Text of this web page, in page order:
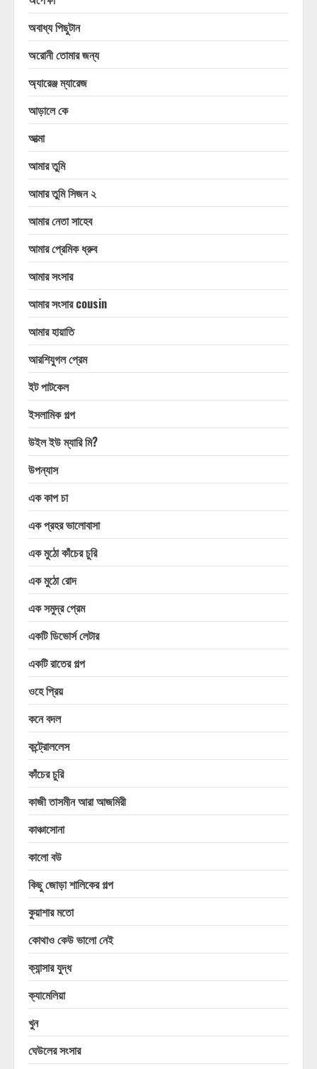
অবাধ্য পিছুটান
অরোনী তোমার জন্য
অ্যারেঞ্জ ম্যারেজ
আড়ালে কে
আত্মা
আমার তুমি
আমার তুমি সিজন ২
আমার নেতা সাহেব
আমার প্রেমিক ধ্রুব
আমার সংসার
আমার সংসার cousin
আমার হায়াতি
আরশিযুগল প্রেম
ইট পাটকেল
ইসলামিক গল্প
উইল ইউ ম্যারি মি?
উপন্যাস
এক কাপ চা
এক প্রহর ভালোবাসা
এক মুঠো কাঁচের চুরি
এক মুঠো রোদ
এক সমুদ্র প্রেম
একটি ডিভোর্স লেটার
একটি রাতের গল্প
ওহে প্রিয়
কনে বদল
কন্ট্রোললেস
কাঁচের চুরি
কাজী তাসমীন আরা আজমিরী
কাঞ্চাসোনা
কালো বউ
কিছু জোড়া শালিকের গল্প
কুয়াশার মতো
কোথাও কেউ ভালো নেই
ক্যান্সার যুদ্ধ
ক্যামেলিয়া
খুন
ঘেউলের সংসার